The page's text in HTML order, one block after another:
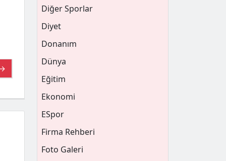
Diğer Sporlar
Diyet
Donanım
Dünya
Eğitim
Ekonomi
ESpor
Firma Rehberi
Foto Galeri